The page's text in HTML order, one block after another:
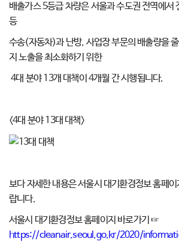
배출가스 5등급 차량은 서울과 수도권 전역에서
등
수송(자동차)과 난방, 사업장 부문의 배출량을
지 노출을 최소화하기 위한
4대 분야 13개 대책이 4개월 간 시행됩니다.
<4대 분야 13대 대책>
보다 자세한 내용은 서울시 대기환경정보 홈페
랍니다.
서울시 대기환경정보 홈페이지 바로가기 ☞
https://cleanair.seoul.go.kr/2020/